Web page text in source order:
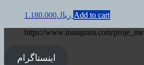
ریال1.180.000
Add to cart
https://www.instagram.com/
اینستاگرام